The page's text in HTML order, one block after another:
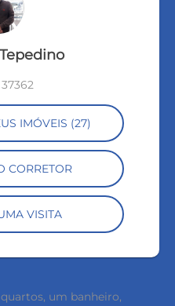
IMÓVEIS (27)
CORRETOR
VISITA
um banheiro,